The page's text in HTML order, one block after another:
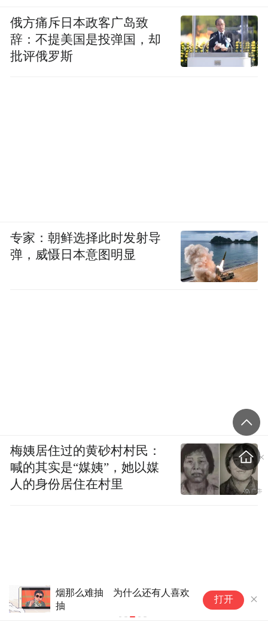
烟那么难抽 为什么还有人喜欢
抽
打开
俄方痛斥日本政客广岛致
辞：不提美国是投弹国，却
批评俄罗斯
专家：朝鲜选择此时发射导
弹，威慑日本意图明显
梅姨居住过的黄砂村村民：
喊的其实是“媒姨”，她以媒
人的身份居住在村里